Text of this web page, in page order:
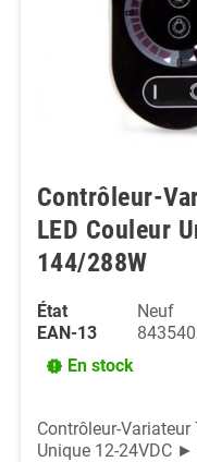
Contrôleur-
LED Couleur
144/288W
État
Neuf
EAN-13
new_releases En stock
Contrôleur-Variateur
Unique 12-24VDC